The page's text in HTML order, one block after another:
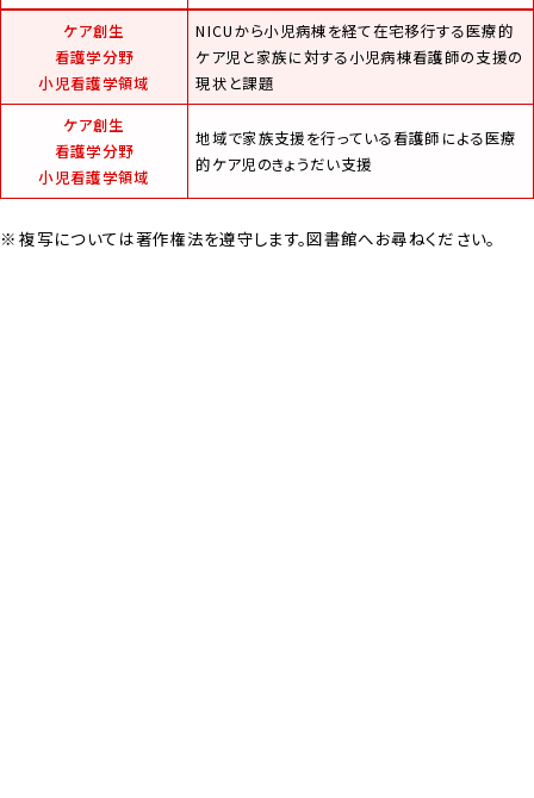
ケア創生
看護学分野
小児看護学領域
NICUから小児病棟を経て在宅移行する医療的
ケア児と家族に対する小児病棟看護師の支援の
現状と課題
ケア創生
看護学分野
小児看護学領域
地域で家族支援を行っている看護師による医療
的ケア児のきょうだい支援
複写については著作権法を遵守します。図書館へお尋ねください。